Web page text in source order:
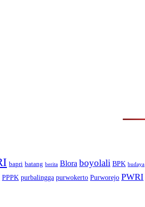
bapri batang berita Blora boyolali BPK budaya
PPPK purbalingga purwokerto Purworejo PWRI